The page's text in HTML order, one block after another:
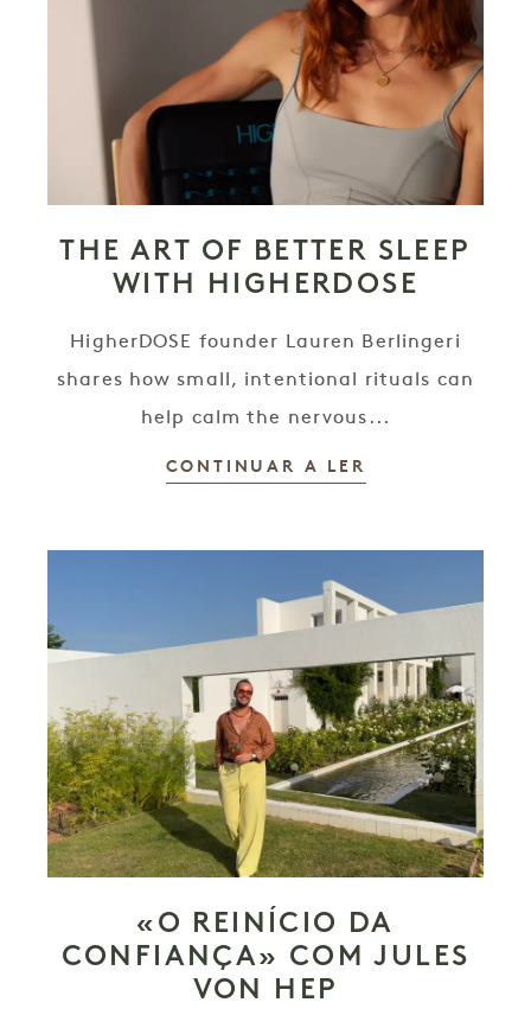
THE ART OF BETTER SLEEP
WITH HIGHERDOSE
HigherDOSE founder Lauren Berlingeri
shares how small, intentional rituals can
help calm the nervous...
CONTINUAR A LER
«O REINÍCIO DA
CONFIANÇA» COM JULES
VON HEP